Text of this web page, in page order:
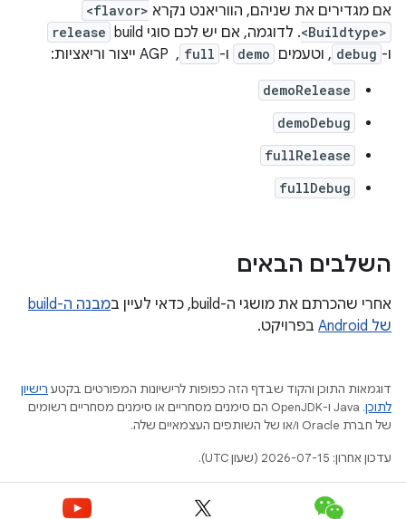
אם מגדירים את שניהם, הווריאנט נקרא <flavor>
<Buildtype>. לדוגמה, אם יש לכם סוגי build‏ release
ו- debug , וטעמים demo ו- full , ‏ AGP ייצור וריאציות:
demoRelease
demoDebug
fullRelease
fullDebug
השלבים הבאים
אחרי שהכרתם את מושגי ה-build, כדאי לעיין ב
מבנה ה-build
של Android
בפרויקט.
דוגמאות התוכן והקוד שבדף הזה כפופות לרישיונות המפורטים בקטע רישיון
לתוכן
.‏ Java ו-OpenJDK הם סימנים מסחריים או סימנים מסחריים רשומים
של חברת Oracle ו/או של השותפים העצמאיים שלה.
עדכון אחרון: 2026-07-15 (שעון UTC).